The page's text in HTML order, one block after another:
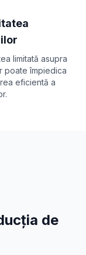
limitată asupra
poate împiedica
eficientă a
de